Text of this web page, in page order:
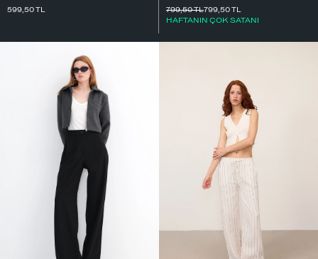
599,50TL
799,50TL
HAFTANIN ÇOK SATANI
799,50TL